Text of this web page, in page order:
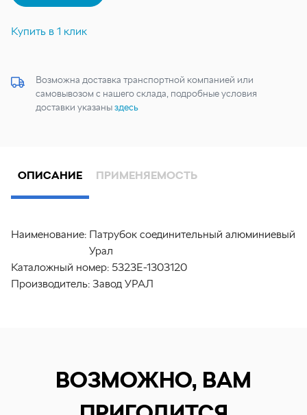
Купить в 1 клик
Возможна доставка транспортной компанией или
самовывозом с нашего склада, подробные условия
доставки указаныздесь
ОПИСАНИЕ ПРИМЕНЯЕМОСТЬ
Наименование: Патрубок соединительный алюминиевый
Урал
Каталожный номер: 5323Е-1303120
Производитель: Завод УРАЛ
ВОЗМОЖНО, ВАМ